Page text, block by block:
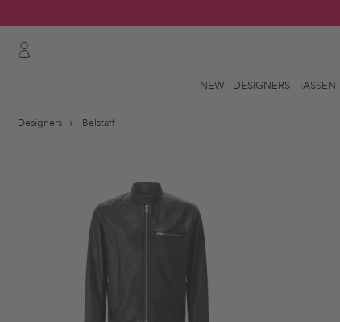
NEW DESIGNERS TASSEN
Designers Belstaff